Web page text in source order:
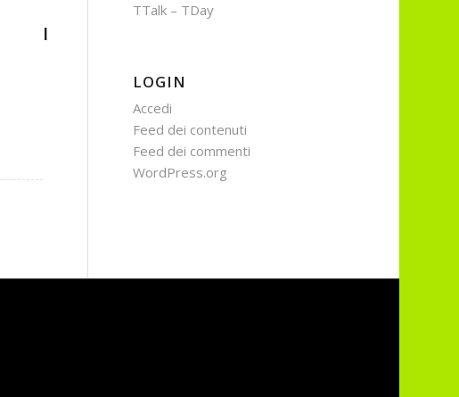
I
TTalk – TDay
LOGIN
Accedi
Feed dei contenuti
Feed dei commenti
WordPress.org